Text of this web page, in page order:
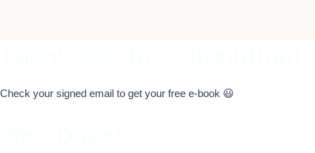
Check your signed email to get your free e-book 😃